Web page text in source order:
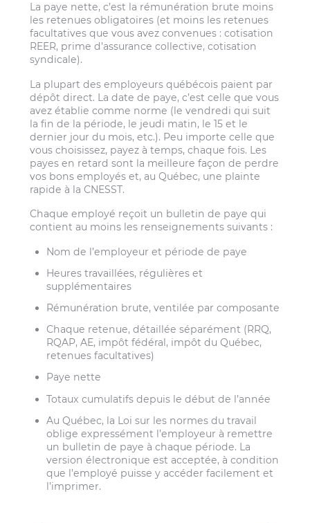
La paye nette, c’est la rémunération brute moins
les retenues obligatoires (et moins les retenues
facultatives que vous avez convenues : cotisation
REER, prime d’assurance collective, cotisation
syndicale).
La plupart des employeurs québécois paient par
dépôt direct. La date de paye, c’est celle que vous
avez établie comme norme (le vendredi qui suit
la fin de la période, le jeudi matin, le 15 et le
dernier jour du mois, etc.). Peu importe celle que
vous choisissez, payez à temps, chaque fois. Les
payes en retard sont la meilleure façon de perdre
vos bons employés et, au Québec, une plainte
rapide à la CNESST.
Chaque employé reçoit un bulletin de paye qui
contient au moins les renseignements suivants :
Nom de l’employeur et période de paye
Heures travaillées, régulières et
supplémentaires
Rémunération brute, ventilée par composante
Chaque retenue, détaillée séparément (RRQ,
RQAP, AE, impôt fédéral, impôt du Québec,
retenues facultatives)
Paye nette
Totaux cumulatifs depuis le début de l’année
Au Québec, la Loi sur les normes du travail
oblige expressément l’employeur à remettre
un bulletin de paye à chaque période. La
version électronique est acceptée, à condition
que l’employé puisse y accéder facilement et
l’imprimer.